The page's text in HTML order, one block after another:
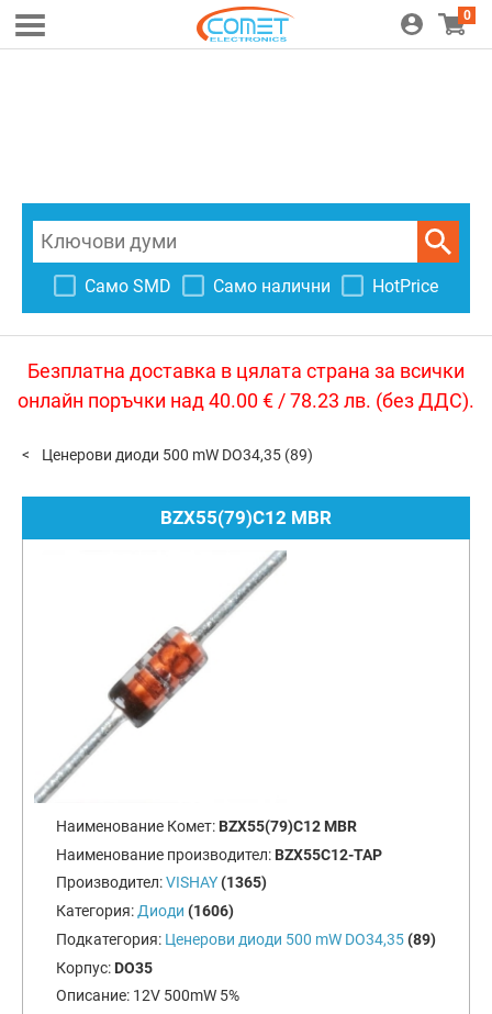
0
Само SMD Само налични HotPrice
Безплатна доставка в цялата страна за всички
онлайн поръчки над 40.00 € / 78.23 лв. (без ДДС).
Ценерови диоди 500 mW DO34,35 (89)
BZX55(79)C12 MBR
Наименование Комет: BZX55(79)C12 MBR
Наименование производител: BZX55C12-TAP
Производител:VISHAY(1365)
Категория: Диоди (1606)
Подкатегория: Ценерови диоди 500 mW DO34,35(89)
Корпус: DO35
Описание: 12V 500mW 5%